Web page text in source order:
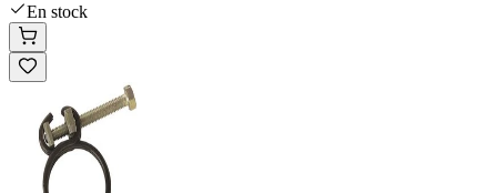
En stock